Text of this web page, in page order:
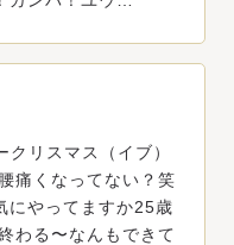
リスマス（イブ）
痛くなってない？笑
にやってますか25歳
わる〜なんもできて